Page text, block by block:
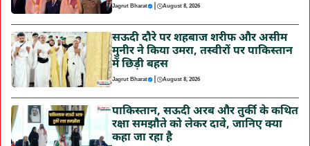
Jagrut Bharat | August 8, 2026
सऊदी दौरे पर शहबाज शरीफ और असीम
मुनीर ने किया उमरा, तस्वीरों पर पाकिस्तान
में छिड़ी बहस
Jagrut Bharat | August 8, 2026
पाकिस्तान, सऊदी अरब और तुर्की के कथित
रक्षा समझौते को लेकर दावे, जानिए क्या
कहा जा रहा है